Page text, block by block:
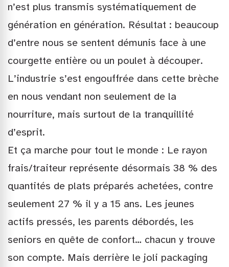
n’est plus transmis systématiquement de
génération en génération. Résultat : beaucoup
d’entre nous se sentent démunis face à une
courgette entière ou un poulet à découper.
L’industrie s’est engouffrée dans cette brèche
en nous vendant non seulement de la
nourriture, mais surtout de la tranquillité
d’esprit.
Et ça marche pour tout le monde : Le rayon
frais/traiteur représente désormais 38 % des
quantités de plats préparés achetées, contre
seulement 27 % il y a 15 ans. Les jeunes
actifs pressés, les parents débordés, les
seniors en quête de confort… chacun y trouve
son compte. Mais derrière le joli packaging